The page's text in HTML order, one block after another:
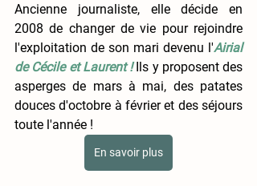
Ancienne journaliste, elle décide en
2008 de changer de vie pour rejoindre
l'exploitation de son mari devenu l'Airial
de Cécile et Laurent ! Ils y proposent des
asperges de mars à mai, des patates
douces d'octobre à février et des séjours
toute l'année !
En savoir plus